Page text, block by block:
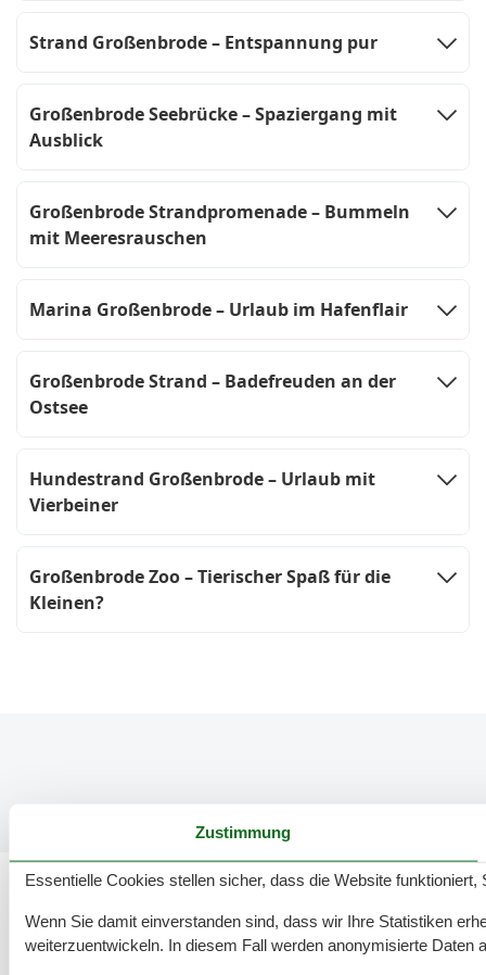
Strand Großenbrode – Entspannung pur
Großenbrode Seebrücke – Spaziergang mit
Ausblick
Großenbrode Strandpromenade – Bummeln
mit Meeresrauschen
Marina Großenbrode – Urlaub im Hafenflair
Großenbrode Strand – Badefreuden an der
Ostsee
Hundestrand Großenbrode – Urlaub mit
Vierbeiner
Großenbrode Zoo – Tierischer Spaß für die
Kleinen?
696 tolle Ferienwohnungen in Großenbrode
Zustimmung
Essentielle Cookies stellen sicher, dass die Website
Wenn Sie damit einverstanden sind, dass wir Ihre Statistiken
weiterzuentwickeln. In diesem Fall werden anonymisierte Daten